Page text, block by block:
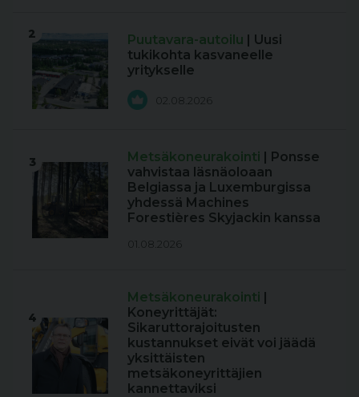
2 Puutavara-autoilu | Uusi
tukikohta kasvaneelle
yritykselle
02.08.2026
3 Metsäkoneurakointi | Ponsse
vahvistaa läsnäoloaan
Belgiassa ja Luxemburgissa
yhdessä Machines
Forestières Skyjackin kanssa
01.08.2026
4
Metsäkoneurakointi |
Koneyrittäjät:
Sikaruttorajoitusten
kustannukset eivät voi jäädä
yksittäisten
metsäkoneyrittäjien
kannettaviksi